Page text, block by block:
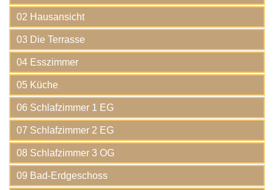
02 Hausansicht
03 Die Terrasse
04 Esszimmer
05 Küche
06 Schlafzimmer 1 EG
07 Schlafzimmer 2 EG
08 Schlafzimmer 3 OG
09 Bad-Erdgeschoss